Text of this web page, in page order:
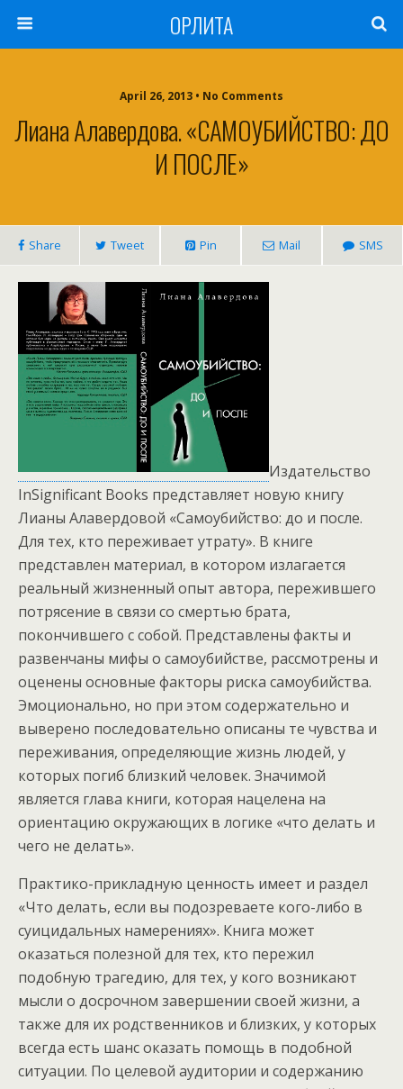
ОРЛИТА
April 26, 2013 • No Comments
Лиана Алавердова. «САМОУБИЙСТВО: ДО
И ПОСЛЕ»
Share Tweet Pin Mail SMS
Издательство
InSignificant Books представляет новую книгу
Лианы Алавердовой «Самоубийство: до и после.
Для тех, кто переживает утрату». В книге
представлен материал, в котором излагается
реальный жизненный опыт автора, пережившего
потрясение в связи со смертью брата,
покончившего с собой. Представлены факты и
развенчаны мифы о самоубийстве, рассмотрены и
оценены основные факторы риска самоубийства.
Эмоционально, но при этом содержательно и
выверено последовательно описаны те чувства и
переживания, определяющие жизнь людей, у
которых погиб близкий человек. Значимой
является глава книги, которая нацелена на
ориентацию окружающих в логике «что делать и
чего не делать».
Практико-прикладную ценность имеет и раздел
«Что делать, если вы подозреваете кого-либо в
суицидальных намерениях». Книга может
оказаться полезной для тех, кто пережил
подобную трагедию, для тех, у кого возникают
мысли о досрочном завершении своей жизни, а
также для их родственников и близких, у которых
всегда есть шанс оказать помощь в подобной
ситуации. По целевой аудитории и содержанию